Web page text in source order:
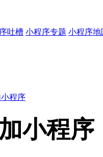
吐槽 小程序专题 小程序地
程序
小程序